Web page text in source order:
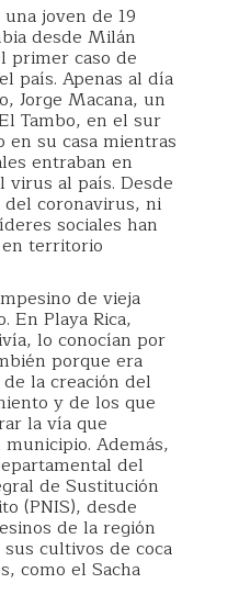
joven de 19
desde Milán
primer caso de
país. Apenas al día
Jorge Macana, un
Tambo, en el sur
en su casa mientras
entraban en
al país. Desde
coronavirus, ni
sociales han
territorio
de vieja
En Playa Rica,
lo conocían por
porque era
la creación del
y de los que
la vía que
Además,
del
de Sustitución
(PNIS), desde
de la región
cultivos de coca
como el Sacha